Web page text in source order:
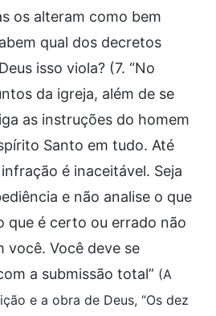
os alteram como bem
qual dos decretos
isso viola? (7. “No
da igreja, além de se
as instruções do homem
Santo em tudo. Até
é inaceitável. Seja
e não analise o que
que é certo ou errado não
você. Você deve se
a submissão total” (A
e a obra de Deus, “Os dez